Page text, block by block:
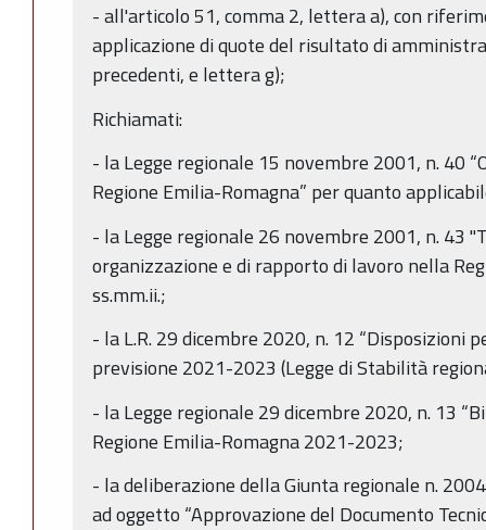
- all'articolo 51, comma 2, lettera a), con
applicazione di quote del risultato di
precedenti, e lettera g);
Richiamati:
- la Legge regionale 15 novembre 2001, n. 40
Regione Emilia-Romagna” per quanto
- la Legge regionale 26 novembre 2001, n. 43
organizzazione e di rapporto di lavoro nella
ss.mm.ii.;
- la L.R. 29 dicembre 2020, n. 12 “Disposizioni
previsione 2021-2023 (Legge di Stabilità
- la Legge regionale 29 dicembre 2020, n. 13
Regione Emilia-Romagna 2021-2023;
- la deliberazione della Giunta regionale n.
ad oggetto “Approvazione del Documento